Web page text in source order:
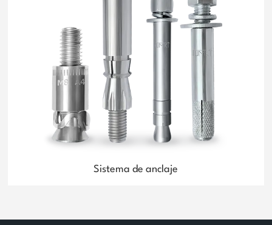
Sistema de anclaje